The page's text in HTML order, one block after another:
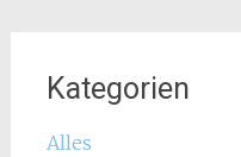
Kategorien
Alles